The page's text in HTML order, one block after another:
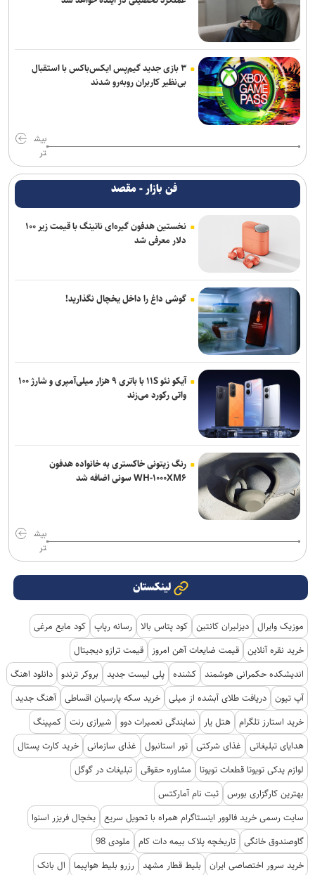
۳ بازی جدید گیم‌پس ایکس‌باکس با استقبال
بی‌نظیر کاربران روبه‌رو شدند
بیش
تر
فن بازار - مقصد
نخستین هدفون گیره‌ای ناتینگ با قیمت زیر ۱۰۰
دلار معرفی شد
گوشی داغ را داخل یخچال نگذارید!
آیکو نئو ۱۱S با باتری ۹ هزار میلی‌آمپری و شارژ ۱۰۰
واتی رکورد می‌زند
رنگ زیتونی خاکستری به خانواده هدفون
WH-۱۰۰۰XM۶ سونی اضافه شد
بیش
تر
لینکستان
موزیک وایرال دیزلیران کانتین کود پتاس بالا رسانه رپاپ کود مایع مرغی
خرید نقره آنلاین قیمت ضایعات آهن امروز
قیمت ترازو دیجیتال
اندیشکده حکمرانی هوشمند کشنده پلی لیست جدید بروکر ترندو دانلود اهنگ
آپ تیون دریافت طلای آبشده از میلی خرید سکه پارسیان اقساطی آهنگ جدید
خرید استارز تلگرام هتل یار نمایندگی تعمیرات دوو شیرازی رنت کمپینگ
هدایای تبلیغاتی
غذای شرکتی تور استانبول غذای سازمانی خرید کارت پستال
لوازم یدکی تویوتا قطعات تویوتا
مشاوره حقوقی تبلیغات در گوگل
بهترین کارگزاری بورس ثبت نام آمارکتس
سایت رسمی خرید فالوور اینستاگرام همراه با تحویل سریع یخچال فریزر اسنوا
گاوصندوق خانگی تاریخچه پلاک بیمه دات کام
ملودی 98
خرید سرور اختصاصی ایران
بلیط قطار مشهد رزرو بلیط هواپیما ال بانک